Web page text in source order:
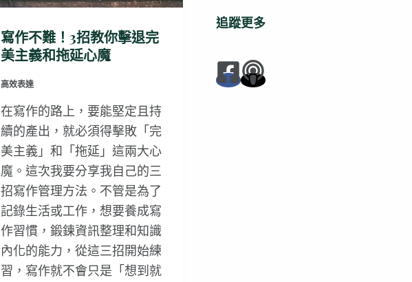
寫作不難！3招教你擊退完
美主義和拖延心魔
高效表達
在寫作的路上，要能堅定且持
續的產出，就必須得擊敗「完
美主義」和「拖延」這兩大心
魔。這次我要分享我自己的三
招寫作管理方法。不管是為了
記錄生活或工作，想要養成寫
作習慣，鍛鍊資訊整理和知識
內化的能力，從這三招開始練
習，寫作就不會只是「想到就
追蹤更多